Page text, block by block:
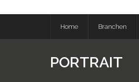
Home Branchen
PORTRAIT